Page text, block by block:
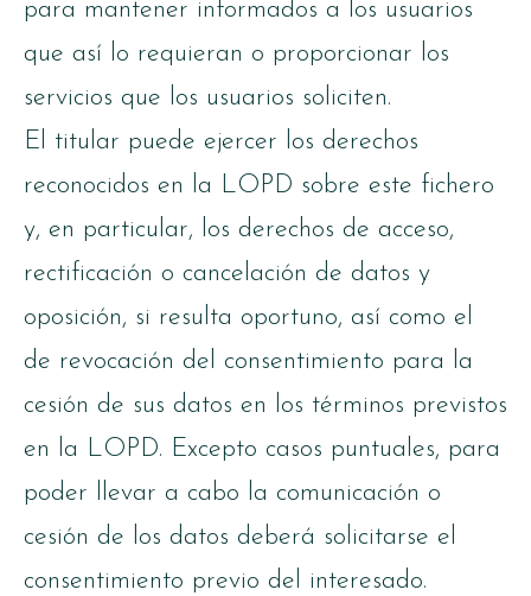
para mantener informados a los usuarios
que así lo requieran o proporcionar los
servicios que los usuarios soliciten.
El titular puede ejercer los derechos
reconocidos en la LOPD sobre este fichero
y, en particular, los derechos de acceso,
rectificación o cancelación de datos y
oposición, si resulta oportuno, así como el
de revocación del consentimiento para la
cesión de sus datos en los términos previstos
en la LOPD. Excepto casos puntuales, para
poder llevar a cabo la comunicación o
cesión de los datos deberá solicitarse el
consentimiento previo del interesado.